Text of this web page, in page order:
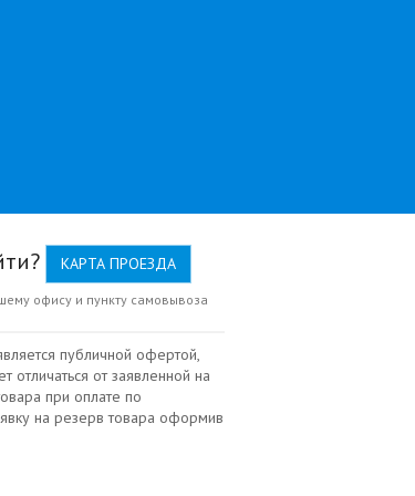
КАРТА ПРОЕЗДА
офису и пункту самовывоза
публичной офертой,
от заявленной на
при оплате по
на резерв товара оформив